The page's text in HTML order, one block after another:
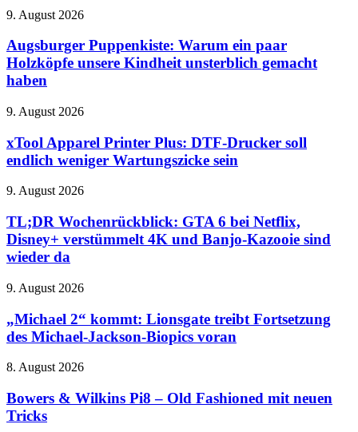
richtige
wird
Genau
hat
dem
AMS
gefehlt
Augsburger
Warum
ein
paar
Holzköpfe
Kindheit
gemacht
haben
9. August 2026
Augsburger Puppenkiste: Warum ein paar
Holzköpfe unsere Kindheit unsterblich gemacht
haben
xTool
Printer
Plus:
DTF-
soll
weniger
Wartungszicke
sein
9. August 2026
xTool Apparel Printer Plus: DTF-Drucker soll
endlich weniger Wartungszicke sein
TL;DR
GTA
6
bei
Netflix,
verstümmelt
und
Banjo-
Kazooie
sind
wieder
da
9. August 2026
TL;DR Wochenrückblick: GTA 6 bei Netflix,
Disney+ verstümmelt 4K und Banjo-Kazooie sind
wieder da
„Michael
kommt:
Lionsgate
treibt
des
Jackson-
Biopics
9. August 2026
„Michael 2“ kommt: Lionsgate treibt Fortsetzung
des Michael-Jackson-Biopics voran
Bowers
Wilkins
Pi8
–
8. August 2026
Bowers & Wilkins Pi8 – Old Fashioned mit neuen
Tricks